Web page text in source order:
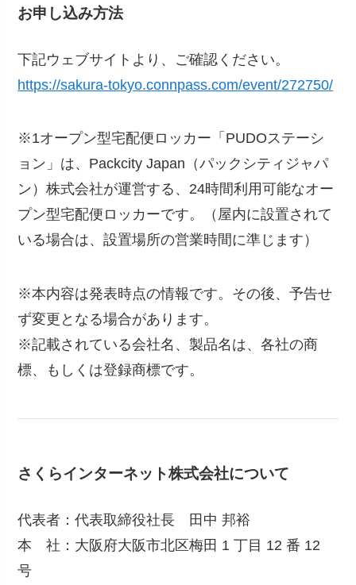
お申し込み方法
下記ウェブサイトより、ご確認ください。
https://sakura-tokyo.connpass.com/event/272750/
※1オープン型宅配便ロッカー「PUDOステーシ
ョン」は、Packcity Japan（パックシティジャパ
ン）株式会社が運営する、24時間利用可能なオー
プン型宅配便ロッカーです。（屋内に設置されて
いる場合は、設置場所の営業時間に準じます）
※本内容は発表時点の情報です。その後、予告せ
ず変更となる場合があります。
※記載されている会社名、製品名は、各社の商
標、もしくは登録商標です。
さくらインターネット株式会社について
代表者：代表取締役社長 田中 邦裕
本 社：大阪府大阪市北区梅田 1 丁目 12 番 12
号